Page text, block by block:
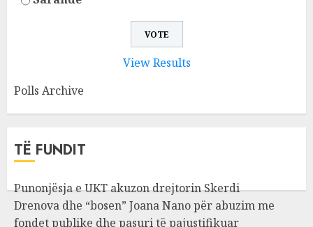
View Results
Polls Archive
TË FUNDIT
Punonjësja e UKT akuzon drejtorin Skerdi
Drenova dhe “bosen” Joana Nano për abuzim me
fondet publike dhe pasuri të pajustifikuar